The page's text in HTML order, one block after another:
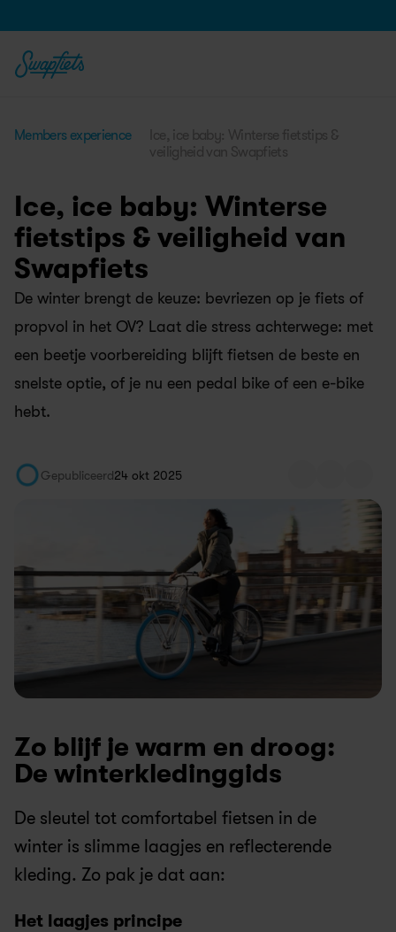
Members experience
Ice, ice baby: Winterse fietstips &
veiligheid van Swapfiets
Ice, ice baby: Winterse
fietstips & veiligheid van
Swapfiets
De winter brengt de keuze: bevriezen op je fiets of
propvol in het OV? Laat die stress achterwege: met
een beetje voorbereiding blijft fietsen de beste en
snelste optie, of je nu een pedal bike of een e-bike
hebt.
Gepubliceerd24 okt 2025
Zo blijf je warm en droog:
De winterkledinggids
De sleutel tot comfortabel fietsen in de
winter is slimme laagjes en reflecterende
kleding. Zo pak je dat aan:
Het laagjes principe